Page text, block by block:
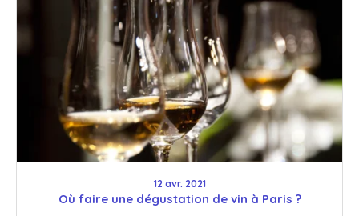
12 avr. 2021
Où faire une dégustation de vin à Paris ?